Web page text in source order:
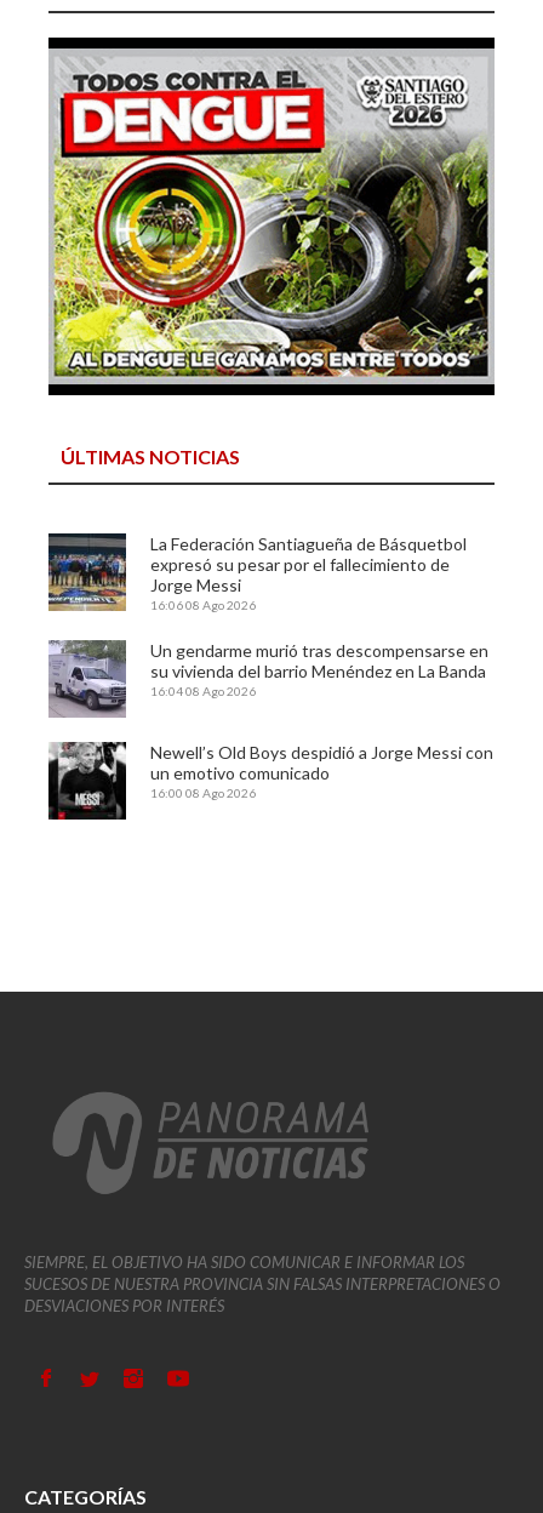
ÚLTIMAS NOTICIAS
La Federación Santiagueña de Básquetbol
expresó su pesar por el fallecimiento de
Jorge Messi
16:0608 Ago 2026
Un gendarme murió tras descompensarse en
su vivienda del barrio Menéndez en La Banda
16:0408 Ago 2026
Newell’s Old Boys despidió a Jorge Messi con
un emotivo comunicado
16:00 08 Ago 2026
SIEMPRE, EL OBJETIVO HA SIDO COMUNICAR E INFORMAR LOS
SUCESOS DE NUESTRA PROVINCIA SIN FALSAS INTERPRETACIONES O
DESVIACIONES POR INTERÉS
CATEGORÍAS